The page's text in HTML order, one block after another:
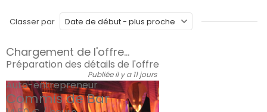
Classer par
Chargement de l'offre...
Préparation des détails de l'offre
Publiée il y a 11 jours
Auto-entrepreneur
Commis de Bar